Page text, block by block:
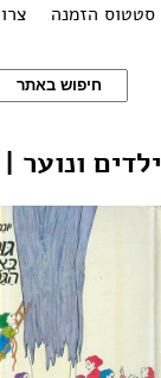
סטטוס הזמנה
ילדים ונוער